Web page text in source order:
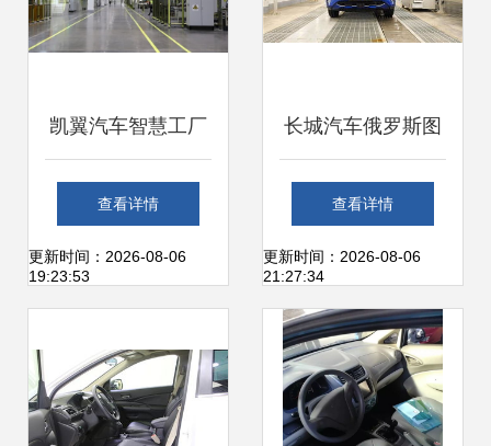
凯翼汽车智慧工厂
投产 宜宾新添城市
名片，引领汽车产
查看详情
更新时间：2026-08-06
19:23:53
长城汽车俄罗斯图
拉工厂正式投产，
开启海外制造新篇
章
查看详情
更新时间：2026-08-06
21:27:34